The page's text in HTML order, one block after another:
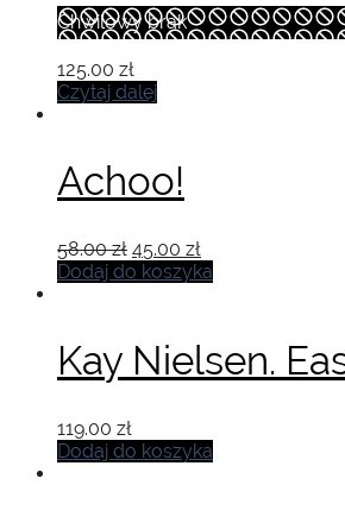
Chwilowy brak
125.00 zł
Czytaj dalej
Achoo!
58.00zł Pierwotna
cena
45.00 zł
cena
Dodaj do koszyka
Kay Nielsen.
119.00 zł
Dodaj do koszyka